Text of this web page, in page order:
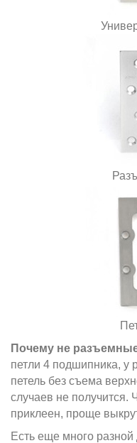
Почему не
петли 4 подшипника, у
петель без съема
случаев не получится.
приклеен, проще
Есть еще много